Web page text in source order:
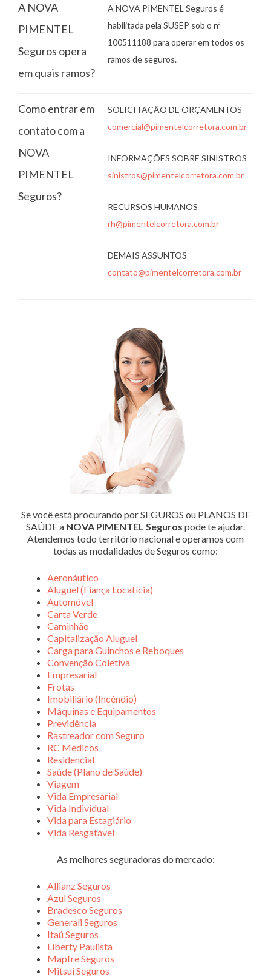
A NOVA
PIMENTEL
Seguros opera
em quais ramos?
A NOVA PIMENTEL Seguros é
habilitada pela SUSEP sob o nº
100511188 para operar em todos os
ramos de seguros.
Como entrar em
contato com a
NOVA
PIMENTEL
Seguros?
SOLICITAÇÃO DE ORÇAMENTOS
comercial@pimentelcorretora.com.br
INFORMAÇÕES SOBRE SINISTROS
sinistros@pimentelcorretora.com.br
RECURSOS HUMANOS
rh@pimentelcorretora.com.br
DEMAIS ASSUNTOS
contato@pimentelcorretora.com.br
Se você está procurando por SEGUROS ou PLANOS DE
SAÚDE a NOVA PIMENTEL Seguros pode te ajudar.
Atendemos todo território nacional e operamos com
todas as modalidades de Seguros como:
Aeronáutico
Aluguel (Fiança Locatícia)
Automóvel
Carta Verde
Caminhão
Capitalização Aluguel
Carga para Guinchos e Reboques
Convenção Coletiva
Empresarial
Frotas
Imobiliário (Incêndio)
Máquinas e Equipamentos
Previdência
Rastreador com Seguro
RC Médicos
Residencial
Saúde (Plano de Saúde)
Viagem
Vida Empresarial
Vida Individual
Vida para Estagiário
Vida Resgatável
As melhores seguradoras do mercado:
Allianz Seguros
Azul Seguros
Bradesco Seguros
Generali Seguros
Itaú Seguros
Liberty Paulista
Mapfre Seguros
Mitsui Seguros